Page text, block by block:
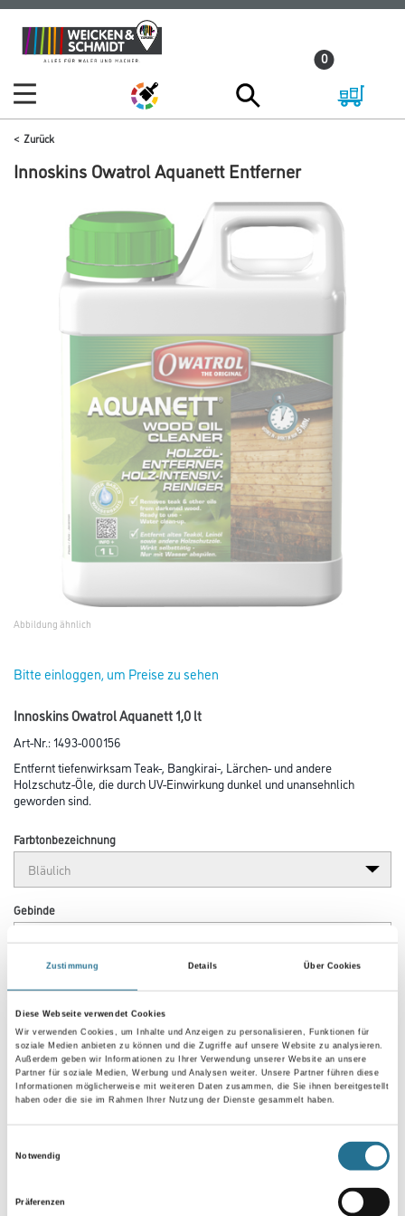
Zustimmung Details Über Cookies
Diese Webseite verwendet Cookies
Wir verwenden Cookies, um Inhalte und Anzeigen zu personalisieren, Funktionen für
soziale Medien anbieten zu können und die Zugriffe auf unsere Website zu analysieren.
Außerdem geben wir Informationen zu Ihrer Verwendung unserer Website an unsere
Partner für soziale Medien, Werbung und Analysen weiter. Unsere Partner führen diese
Informationen möglicherweise mit weiteren Daten zusammen, die Sie ihnen bereitgestellt
haben oder die sie im Rahmen Ihrer Nutzung der Dienste gesammelt haben.
Notwendig
Präferenzen
Zum
Inhalt
Zum
Navigationsmenü
0
Zurück
Innoskins Owatrol Aquanett Entferner
Abbildung ähnlich
Bitte einloggen, um Preise zu sehen
Innoskins Owatrol Aquanett 1,0 lt
Art-Nr.:1493-000156
Entfernt tiefenwirksam Teak-, Bangkirai-, Lärchen- und andere
Holzschutz-Öle, die durch UV-Einwirkung dunkel und unansehnlich
geworden sind.
Farbtonbezeichnung
Gebinde
Umrechnungsfaktoren